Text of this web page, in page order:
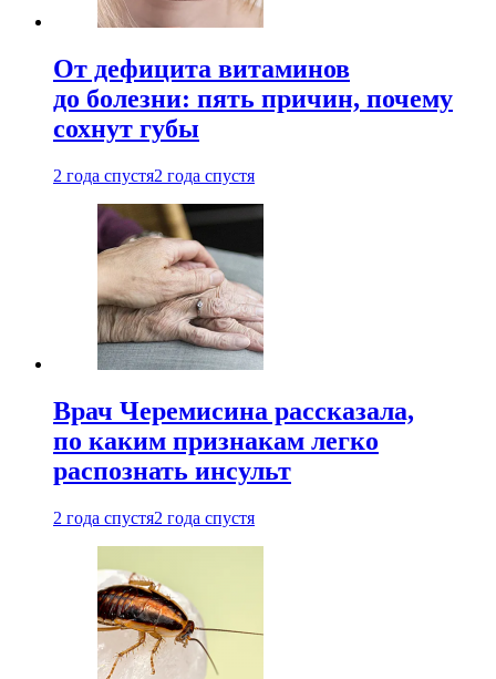
От дефицита витаминов
до болезни: пять причин, почему
сохнут губы
2 года спустя2 года спустя
Врач Черемисина рассказала,
по каким признакам легко
распознать инсульт
2 года спустя2 года спустя